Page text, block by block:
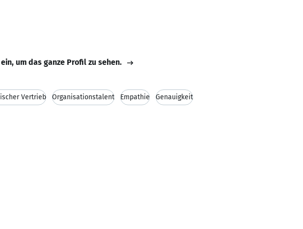
um das ganze Profil zu sehen.
Vertrieb Organisationstalent Empathie Genauigkeit